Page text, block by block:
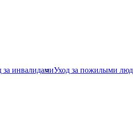
за инвалидамиУход за пожилыми